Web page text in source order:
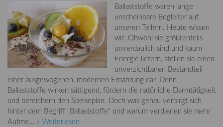
Ballaststoffe waren lange
unscheinbare Begleiter auf
unseren Tellern. Heute wissen
wir: Obwohl sie größtenteils
unverdaulich sind und kaum
Energie liefern, stellen sie einen
unverzichtbaren Bestandteil
einer ausgewogenen, modernen Ernährung dar. Denn
Ballaststoffe wirken sättigend, fördern die natürliche Darmtätigkeit
und bereichern den Speiseplan. Doch was genau verbirgt sich
hinter dem Begriff "Ballaststoffe" und warum verdienen sie mehr
Aufme... » Weiterlesen